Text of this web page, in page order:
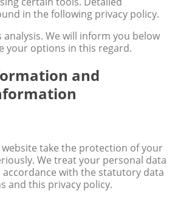
in the following privacy policy.
We will inform you below
your options in this regard.
and
take the protection of your
We treat your personal data
with the statutory data
and this privacy policy.